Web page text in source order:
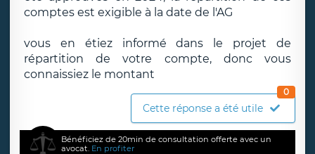
comptes est exigible à la date de l'AG
vous en étiez informé dans le projet de
répartition de votre compte, donc vous
connaissiez le montant
Cette réponse a été utile
0
Bénéficiez de 20min de consultation offerte avec un
avocat. En profiter